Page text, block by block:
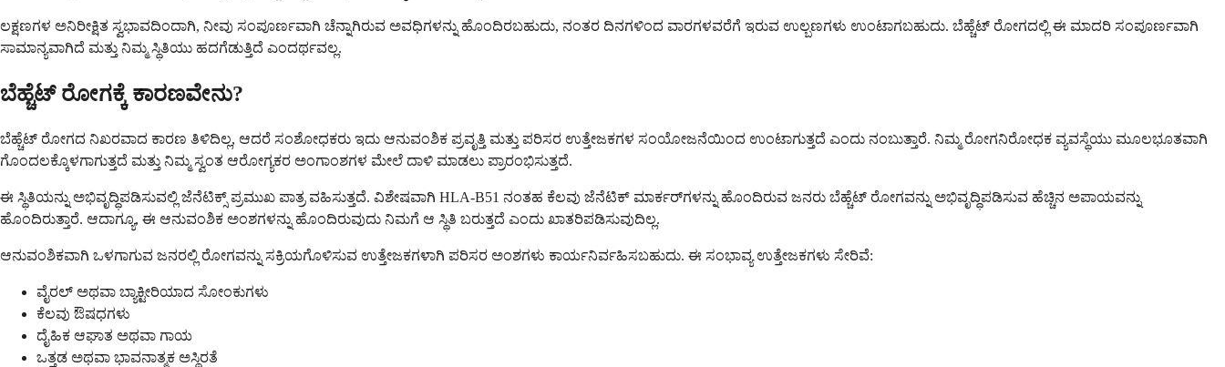
ಲಕ್ಷಣಗಳ ಅನಿರೀಕ್ಷಿತ ಸ್ವಭಾವದಿಂದಾಗಿ, ನೀವು ಸಂಪೂರ್ಣವಾಗಿ ಚೆನ್ನಾಗಿರುವ ಅವಧಿಗಳನ್ನು ಹೊಂದಿರಬಹುದು, ನಂತರ ದಿನಗಳಿಂದ ವಾರಗಳವರೆಗೆ ಇರುವ ಉಲ್ಬಣಗಳು ಉಂಟಾಗಬಹುದು. ಬೆಹ್ಚೆಟ್ ರೋಗದಲ್ಲಿ ಈ ಮಾದರಿ ಸಂಪೂರ್ಣವಾಗಿ
ಸಾಮಾನ್ಯವಾಗಿದೆ ಮತ್ತು ನಿಮ್ಮ ಸ್ಥಿತಿಯು ಹದಗೆಡುತ್ತಿದೆ ಎಂದರ್ಥವಲ್ಲ.
ಬೆಹ್ಚೆಟ್ ರೋಗಕ್ಕೆ ಕಾರಣವೇನು?
ಬೆಹ್ಚೆಟ್ ರೋಗದ ನಿಖರವಾದ ಕಾರಣ ತಿಳಿದಿಲ್ಲ, ಆದರೆ ಸಂಶೋಧಕರು ಇದು ಆನುವಂಶಿಕ ಪ್ರವೃತ್ತಿ ಮತ್ತು ಪರಿಸರ ಉತ್ತೇಜಕಗಳ ಸಂಯೋಜನೆಯಿಂದ ಉಂಟಾಗುತ್ತದೆ ಎಂದು ನಂಬುತ್ತಾರೆ. ನಿಮ್ಮ ರೋಗನಿರೋಧಕ ವ್ಯವಸ್ಥೆಯು ಮೂಲಭೂತವಾಗಿ
ಗೊಂದಲಕ್ಕೊಳಗಾಗುತ್ತದೆ ಮತ್ತು ನಿಮ್ಮ ಸ್ವಂತ ಆರೋಗ್ಯಕರ ಅಂಗಾಂಶಗಳ ಮೇಲೆ ದಾಳಿ ಮಾಡಲು ಪ್ರಾರಂಭಿಸುತ್ತದೆ.
ಈ ಸ್ಥಿತಿಯನ್ನು ಅಭಿವೃದ್ಧಿಪಡಿಸುವಲ್ಲಿ ಜೆನೆಟಿಕ್ಸ್ ಪ್ರಮುಖ ಪಾತ್ರ ವಹಿಸುತ್ತದೆ. ವಿಶೇಷವಾಗಿ HLA-B51 ನಂತಹ ಕೆಲವು ಜೆನೆಟಿಕ್ ಮಾರ್ಕರ್‌ಗಳನ್ನು ಹೊಂದಿರುವ ಜನರು ಬೆಹ್ಚೆಟ್ ರೋಗವನ್ನು ಅಭಿವೃದ್ಧಿಪಡಿಸುವ ಹೆಚ್ಚಿನ ಅಪಾಯವನ್ನು
ಹೊಂದಿರುತ್ತಾರೆ. ಆದಾಗ್ಯೂ, ಈ ಆನುವಂಶಿಕ ಅಂಶಗಳನ್ನು ಹೊಂದಿರುವುದು ನಿಮಗೆ ಆ ಸ್ಥಿತಿ ಬರುತ್ತದೆ ಎಂದು ಖಾತರಿಪಡಿಸುವುದಿಲ್ಲ.
ಆನುವಂಶಿಕವಾಗಿ ಒಳಗಾಗುವ ಜನರಲ್ಲಿ ರೋಗವನ್ನು ಸಕ್ರಿಯಗೊಳಿಸುವ ಉತ್ತೇಜಕಗಳಾಗಿ ಪರಿಸರ ಅಂಶಗಳು ಕಾರ್ಯನಿರ್ವಹಿಸಬಹುದು. ಈ ಸಂಭಾವ್ಯ ಉತ್ತೇಜಕಗಳು ಸೇರಿವೆ:
ವೈರಲ್ ಅಥವಾ ಬ್ಯಾಕ್ಟೀರಿಯಾದ ಸೋಂಕುಗಳು
ಕೆಲವು ಔಷಧಗಳು
ದೈಹಿಕ ಆಘಾತ ಅಥವಾ ಗಾಯ
ಒತ್ತಡ ಅಥವಾ ಭಾವನಾತ್ಮಕ ಅಸ್ಥಿರತೆ